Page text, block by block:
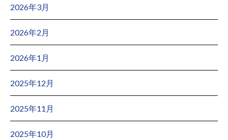
2026年3月
2026年2月
2026年1月
2025年12月
2025年11月
2025年10月